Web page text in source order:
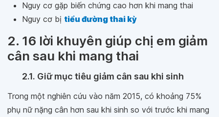
Nguy cơ gặp biến chứng cao hơn khi mang thai
Nguy cơ bị tiểu đường thai kỳ
2. 16 lời khuyên giúp chị em giảm
cân sau khi mang thai
2.1. Giữ mục tiêu giảm cân sau khi sinh
Trong một nghiên cứu vào năm 2015, có khoảng 75%
phụ nữ nặng cân hơn sau khi sinh so với trước khi mang